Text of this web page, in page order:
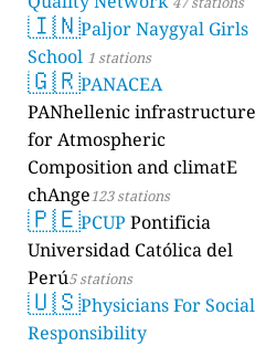
🇮🇳Paljor Naygyal Girls
School 1 stations
🇬🇷PANACEA
PANhellenic infrastructure
for Atmospheric
Composition and climatE
chAnge123 stations
🇵🇪PCUP Pontificia
Universidad Católica del
Perú5 stations
🇺🇸Physicians For Social
Responsibility